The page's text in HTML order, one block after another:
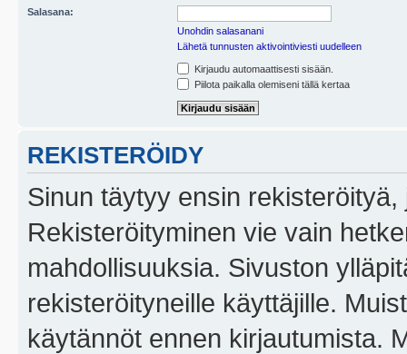
Salasana:
Unohdin salasanani
Lähetä tunnusten aktivointiviesti uudelleen
Kirjaudu automaattisesti sisään.
Piilota paikalla olemiseni tällä kertaa
REKISTERÖIDY
Sinun täytyy ensin
Rekisteröityminen vie vain
mahdollisuuksia. Sivuston
rekisteröityneille käyttäjille.
käytännöt ennen kirjautumista.